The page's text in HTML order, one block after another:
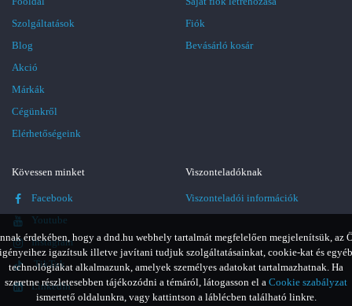
érdekében, hogy a dnd.hu webhely tartalmát megfelelően megjelenítsük, az
igényeihez igazítsuk illetve javítani tudjuk szolgáltatásainkat, cookie-kat és egyéb
technológiákat alkalmazunk, amelyek személyes adatokat tartalmazhatnak. Ha
szeretne részletesebben tájékozódni a témáról, látogasson el a Cookie szabályzat
ismertető oldalunkra, vagy kattintson a láblécben található linkre.
Szolgáltatások
Blog
Akció
Márkák
Cégünkről
Elérhetőségeink
Fiók
Bevásárló kosár
Kövessen minket
Facebook
Youtube
Instagram
TikTok
LinkedIn
Viszonteladóknak
Viszonteladói információk